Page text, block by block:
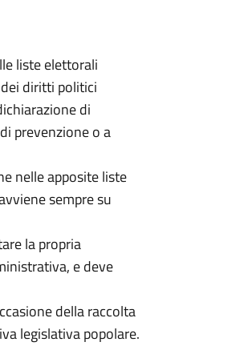
liste elettorali
diritti politici
di
prevenzione o a
nelle apposite liste
sempre su
la propria
e deve
della raccolta
legislativa popolare.